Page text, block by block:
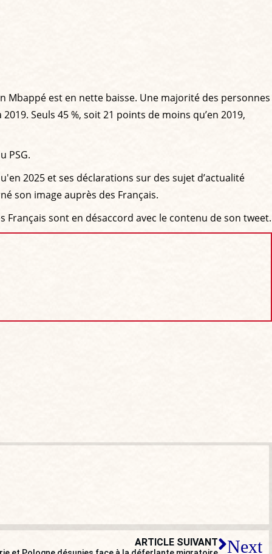
Mbappé est en nette baisse. Une majorité des personnes
Seuls 45 %, soit 21 points de moins qu’en 2019,
PSG.
2025 et ses déclarations sur des sujet d’actualité
son image auprès des Français.
sont en désaccord avec le contenu de son tweet.
ARTICLE SUIVANT Next